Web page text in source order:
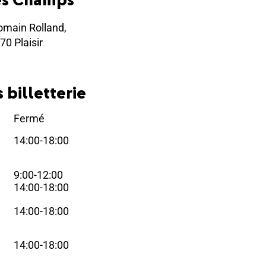
Rolland,
Plaisir
billetterie
Fermé
14:00-18:00
9:00-12:00
14:00-18:00
14:00-18:00
14:00-18:00